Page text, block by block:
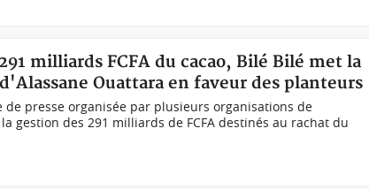
milliards FCFA du cacao, Bilé Bilé met la
Ouattara en faveur des planteurs
presse organisée par plusieurs organisations de
gestion des 291 milliards de FCFA destinés au rachat du